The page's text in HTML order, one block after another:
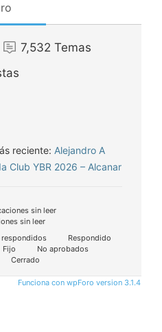
7,532 Temas
reciente: Alejandro A
Club YBR 2026 – Alcanar
sin leer
sin leer
respondidos
Respondido
Fijo
No aprobados
Cerrado
Funciona con wpForo version 3.1.4